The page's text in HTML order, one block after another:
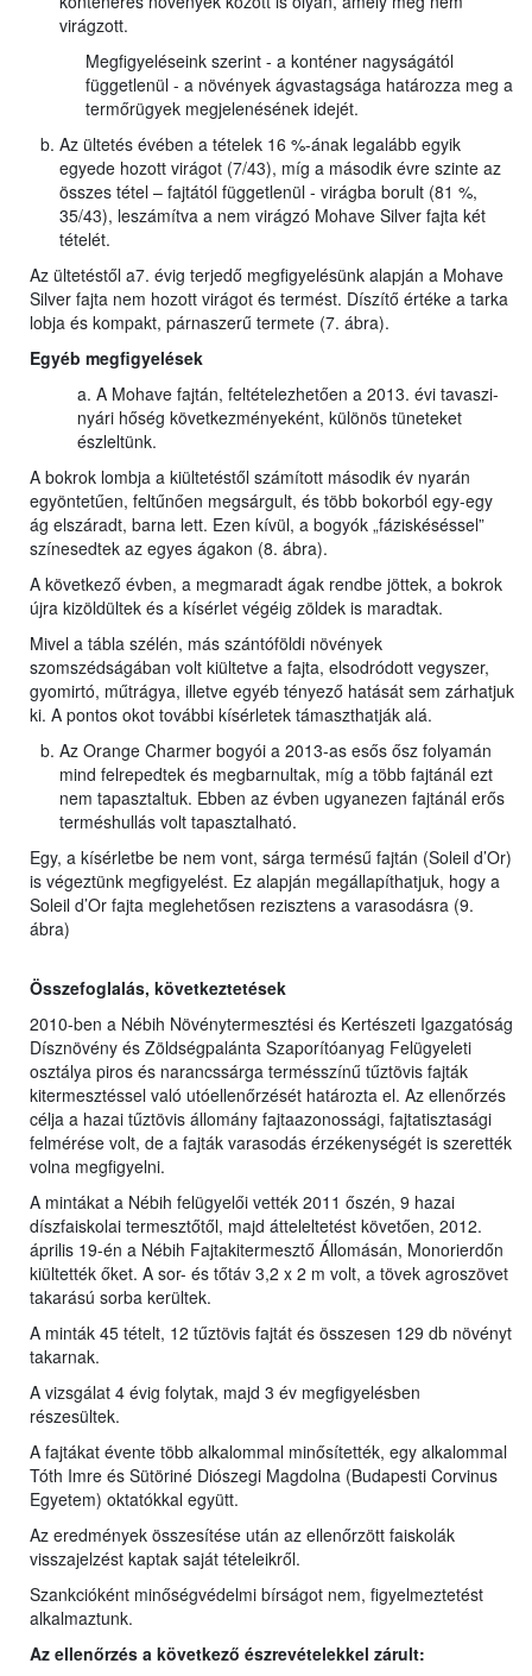
virágzott.
Megfigyeléseink szerint - a konténer nagyságától
függetlenül - a növények ágvastagsága határozza meg a
termőrügyek megjelenésének idejét.
Az ültetés évében a tételek 16 %-ának legalább egyik
egyede hozott virágot (7/43), míg a második évre szinte az
összes tétel – fajtától függetlenül - virágba borult (81 %,
35/43), leszámítva a nem virágzó Mohave Silver fajta két
tételét.
Az ültetéstől a7. évig terjedő megfigyelésünk alapján a Mohave
Silver fajta nem hozott virágot és termést. Díszítő értéke a tarka
lobja és kompakt, párnaszerű termete (7. ábra).
Egyéb megfigyelések
a. A Mohave fajtán, feltételezhetően a 2013. évi tavaszi-
nyári hőség következményeként, különös tüneteket
észleltünk.
A bokrok lombja a kiültetéstől számított második év nyarán
egyöntetűen, feltűnően megsárgult, és több bokorból egy-egy
ág elszáradt, barna lett. Ezen kívül, a bogyók „fáziskéséssel”
színesedtek az egyes ágakon (8. ábra).
A következő évben, a megmaradt ágak rendbe jöttek, a bokrok
újra kizöldültek és a kísérlet végéig zöldek is maradtak.
Mivel a tábla szélén, más szántóföldi növények
szomszédságában volt kiültetve a fajta, elsodródott vegyszer,
gyomirtó, műtrágya, illetve egyéb tényező hatását sem zárhatjuk
ki. A pontos okot további kísérletek támaszthatják alá.
Az Orange Charmer bogyói a 2013-as esős ősz folyamán
mind felrepedtek és megbarnultak, míg a több fajtánál ezt
nem tapasztaltuk. Ebben az évben ugyanezen fajtánál erős
terméshullás volt tapasztalható.
Egy, a kísérletbe be nem vont, sárga termésű fajtán (Soleil d’Or)
is végeztünk megfigyelést. Ez alapján megállapíthatjuk, hogy a
Soleil d’Or fajta meglehetősen rezisztens a varasodásra (9.
ábra)
Összefoglalás, következtetések
2010-ben a Nébih Növénytermesztési és Kertészeti Igazgatóság
Dísznövény és Zöldségpalánta Szaporítóanyag Felügyeleti
osztálya piros és narancssárga termésszínű tűztövis fajták
kitermesztéssel való utóellenőrzését határozta el. Az ellenőrzés
célja a hazai tűztövis állomány fajtaazonossági, fajtatisztasági
felmérése volt, de a fajták varasodás érzékenységét is szerették
volna megfigyelni.
A mintákat a Nébih felügyelői vették 2011 őszén, 9 hazai
díszfaiskolai termesztőtől, majd átteleltetést követően, 2012.
április 19-én a Nébih Fajtakitermesztő Állomásán, Monorierdőn
kiültették őket. A sor- és tőtáv 3,2 x 2 m volt, a tövek agroszövet
takarású sorba kerültek.
A minták 45 tételt, 12 tűztövis fajtát és összesen 129 db növényt
takarnak.
A vizsgálat 4 évig folytak, majd 3 év megfigyelésben
részesültek.
A fajtákat évente több alkalommal minősítették, egy alkalommal
Tóth Imre és Sütöriné Diószegi Magdolna (Budapesti Corvinus
Egyetem) oktatókkal együtt.
Az eredmények összesítése után az ellenőrzött faiskolák
visszajelzést kaptak saját tételeikről.
Szankcióként minőségvédelmi bírságot nem, figyelmeztetést
alkalmaztunk.
Az ellenőrzés a következő észrevételekkel zárult: